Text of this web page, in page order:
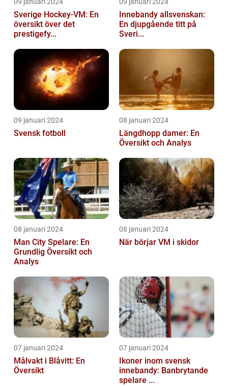
Sverige Hockey-VM: En
översikt över det
prestigefy...
Innebandy allsvenskan:
En djupgående titt på
Sveri...
09 januari 2024
Svensk fotboll
08 januari 2024
Längdhopp damer: En
Översikt och Analys
08 januari 2024
Man City Spelare: En
Grundlig Översikt och
Analys
08 januari 2024
När börjar VM i skidor
07 januari 2024
Målvakt i Blåvitt: En
Översikt
07 januari 2024
Ikoner inom svensk
innebandy: Banbrytande
spelare ...